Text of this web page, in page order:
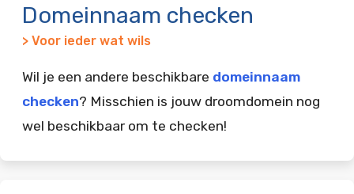
Domeinnaam checken
> Voor ieder wat wils
Wil je een andere beschikbare domeinnaam
checken? Misschien is jouw droomdomein nog
wel beschikbaar om te checken!